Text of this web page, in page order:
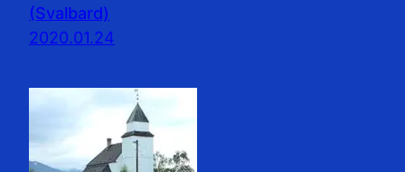
(Svalbard)
2020.01.24